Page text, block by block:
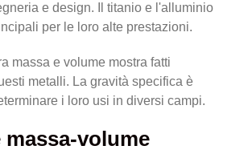
e design. Il titanio e l'alluminio
per le loro alte prestazioni.
massa e volume mostra fatti
metalli. La gravità specifica è
i loro usi in diversi campi.
massa-volume